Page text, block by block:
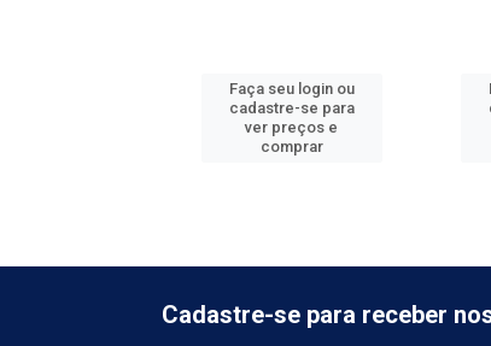
Faça seu login ou
cadastre-se para
ver preços e
comprar
Cadastre-se para receber